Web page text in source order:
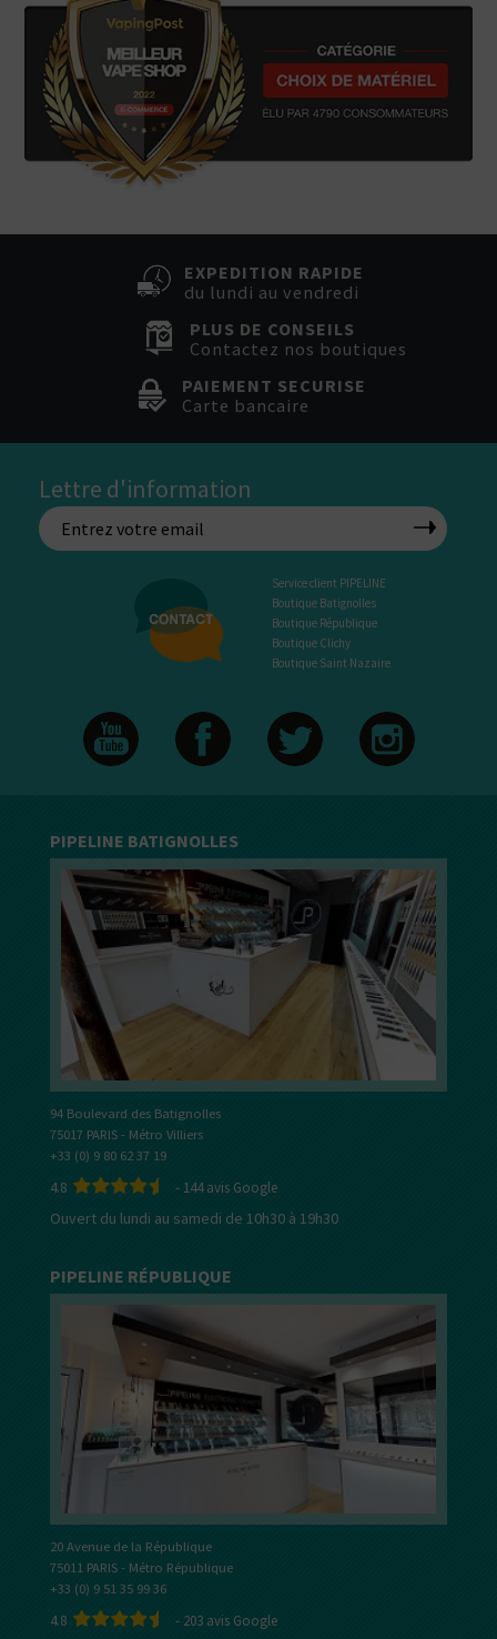
EXPEDITION RAPIDE
du lundi au vendredi
PLUS DE CONSEILS
Contactez nos boutiques
PAIEMENT SECURISE
Carte bancaire
Lettre d'information
Service client PIPELINE
Boutique Batignolles
Boutique République
Boutique Clichy
Boutique Saint Nazaire
PIPELINE BATIGNOLLES
94 Boulevard des Batignolles
75017 PARIS - Métro Villiers
+33 (0) 9 80 62 37 19
4.8 - 144avis Google
Ouvert du lundi au samedi de 10h30 à 19h30
PIPELINE RÉPUBLIQUE
20 Avenue de la République
75011 PARIS - Métro République
+33 (0) 9 51 35 99 36
4.8 - 203 avis Google